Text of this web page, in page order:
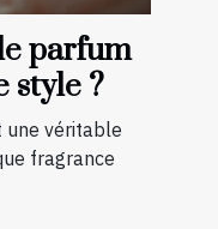
parfum
style ?
une véritable
fragrance